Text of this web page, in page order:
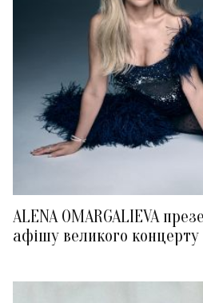
ALENA OMARGALIEVA
афішу великого